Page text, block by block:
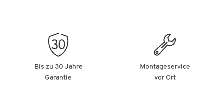
Bis zu 30 Jahre
Garantie
Montageservice
vor Ort